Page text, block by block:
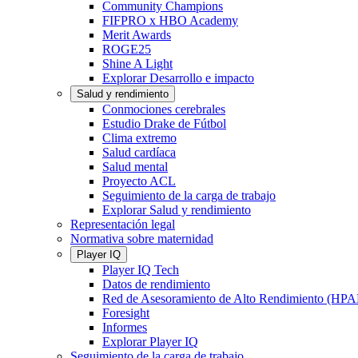
Community Champions
FIFPRO x HBO Academy
Merit Awards
ROGE25
Shine A Light
Explorar Desarrollo e impacto
Salud y rendimiento
Conmociones cerebrales
Estudio Drake de Fútbol
Clima extremo
Salud cardíaca
Salud mental
Proyecto ACL
Seguimiento de la carga de trabajo
Explorar Salud y rendimiento
Representación legal
Normativa sobre maternidad
Player IQ
Player IQ Tech
Datos de rendimiento
Red de Asesoramiento de Alto Rendimiento
Foresight
Informes
Explorar Player IQ